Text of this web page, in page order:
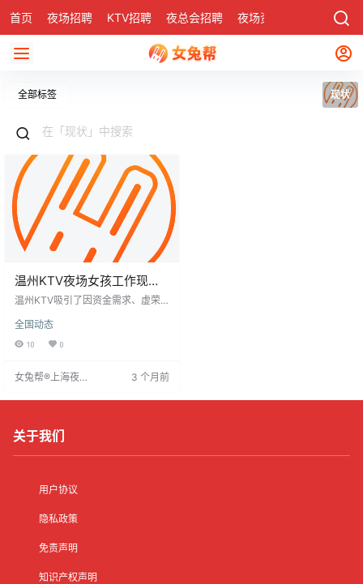
首页 夜场招聘 KTV招聘 夜总会招聘 夜场资讯 社区
全部标签 现状
温州KTV夜场女孩工作现状
剖析
温州KTV吸引了因资金需求、虚荣
心态各异：部分因客户小礼物误入
情感纠葛而收入减少，部分清醒地
长久。夜场工作反映了自律与目标
局。
全国动态
10 0
女兔帮®上海夜场
3 个月前
关于我们
用户协议
隐私政策
免责声明
知识产权声明